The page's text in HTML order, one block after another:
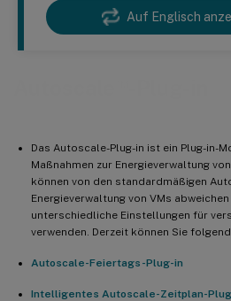
Auf Englisch
Das Autoscale-Plug-in ist ein Plug-in-
Maßnahmen zur Energieverwaltung
können von den standardmäßigen
Energieverwaltung von VMs
unterschiedliche Einstellungen für
verwenden. Derzeit können Sie
Autoscale-Feiertags-Plug-in
Intelligentes Autoscale-Zeitplan-